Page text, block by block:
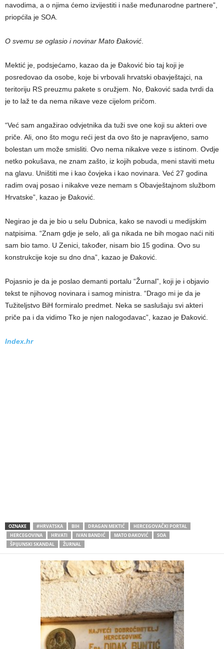
navodima, a o njima ćemo izvijestiti i naše međunarodne partnere”,
priopćila je SOA.
O svemu se oglasio i novinar Mato Đaković.
Mektić je, podsjećamo, kazao da je Đaković bio taj koji je
posredovao da osobe, koje bi vrbovali hrvatski obavještajci, na
teritoriju RS preuzmu pakete s oružjem. No, Đaković sada tvrdi da
je to laž te da nema nikave veze cijelom pričom.
“Već sam angažirao odvjetnika da tuži sve one koji su akteri ove
priče. Ali, ono što mogu reći jest da ovo što je napravljeno, samo
bolestan um može smisliti. Ovo nema nikakve veze s istinom. Ovdje
netko pokušava, ne znam zašto, iz kojih pobuda, meni staviti metu
na glavu. Uništiti me i kao čovjeka i kao novinara. Već 27 godina
radim ovaj posao i nikakve veze nemam s Obavještajnom službom
Hrvatske”, kazao je Đaković.
Negirao je da je bio u selu Dubnica, kako se navodi u medijskim
natpisima. “Znam gdje je selo, ali ga nikada ne bih mogao naći niti
sam bio tamo. U Zenici, također, nisam bio 15 godina. Ovo su
konstrukcije koje su dno dna”, kazao je Đaković.
Pojasnio je da je poslao demanti portalu “Žurnal”, koji je i objavio
tekst te njihovog novinara i samog ministra. “Drago mi je da je
Tužiteljstvo BiH formiralo predmet. Neka se saslušaju svi akteri
priče pa i da vidimo Tko je njen nalogodavac”, kazao je Đaković.
Index.hr
OZNAKE #HRVATSKA BIH DRAGAN MEKTIĆ
HERCEGOVAČKI PORTAL
HERCEGOVINA
HRVATI IVAN BANDIĆ MATO ĐAKOVIĆ
SOA
ŠPIJUNSKI SKANDAL
ŽURNAL